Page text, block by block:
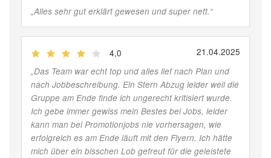
„Alles sehr gut erklärt gewesen und super nett.“
4,0 21.04.2025
„Das Team war echt top und alles lief nach Plan und
nach Jobbeschreibung. Ein Stern Abzug leider weil die
Gruppe am Ende finde ich ungerecht kritisiert wurde.
Ich gebe immer gewiss mein Bestes bei Jobs, leider
kann man bei Promotionjobs nie vorhersagen, wie
erfolgreich es am Ende läuft mit den Flyern. Ich hätte
mich über ein bisschen Lob gefreut für die geleistete